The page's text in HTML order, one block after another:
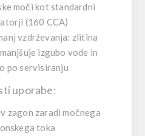
moči kot standardni
(160 CCA)
vzdrževanja: zlitina
izgubo vode in
po servisiranju
uporabe:
zagon zaradi močnega
toka